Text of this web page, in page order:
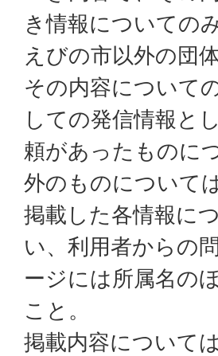
き情報についての
えびの市以外の団
その内容について
しての発信情報と
頼があったものに
外のものについて
掲載した各情報に
い、利用者からの
ージには所属名の
こと。
掲載内容について